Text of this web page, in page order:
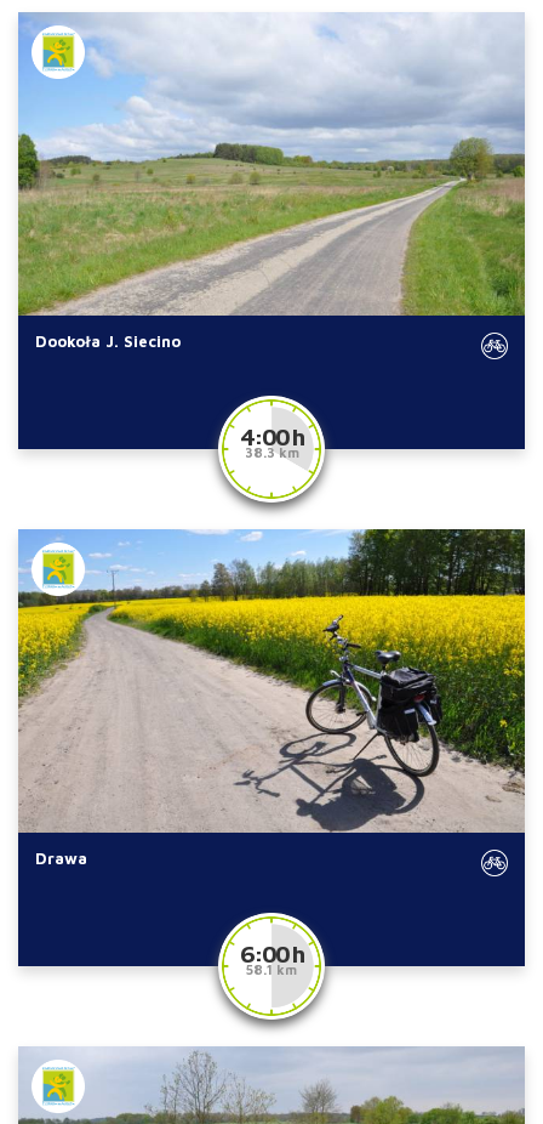
Dookoła J. Siecino
4:00 h
38.3 km
Drawa
6:00 h
58.1 km